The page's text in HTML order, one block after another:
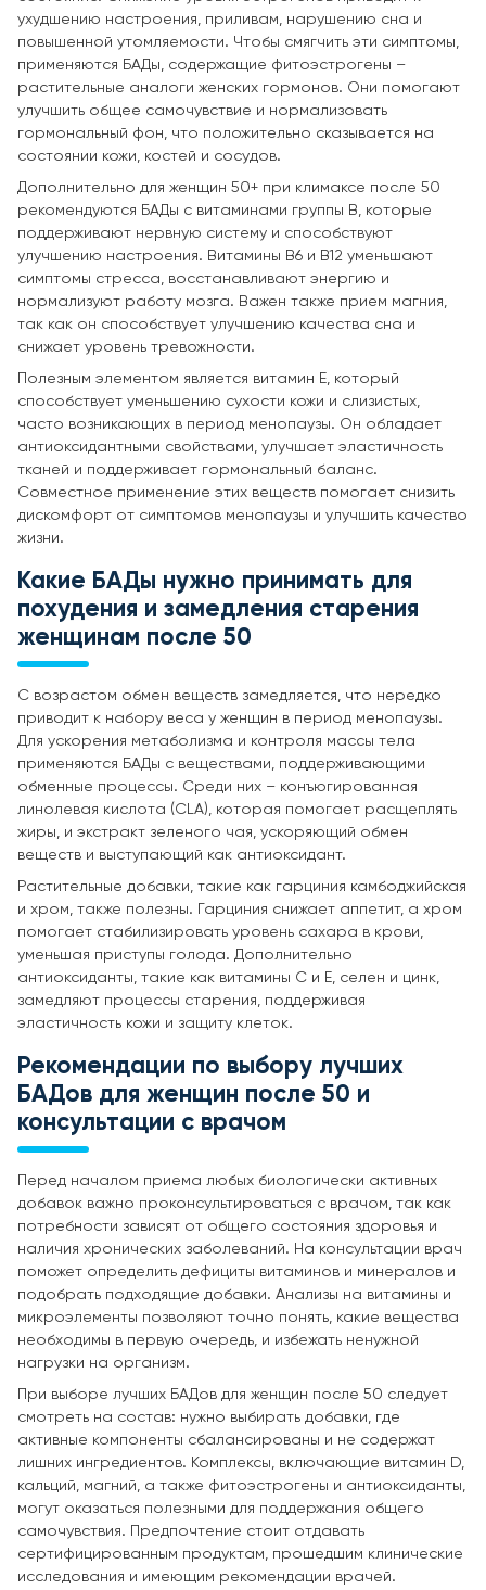
ухудшению настроения, приливам, нарушению сна и
повышенной утомляемости. Чтобы смягчить эти симптомы,
применяются БАДы, содержащие фитоэстрогены –
растительные аналоги женских гормонов. Они помогают
улучшить общее самочувствие и нормализовать
гормональный фон, что положительно сказывается на
состоянии кожи, костей и сосудов.
Дополнительно для женщин 50+ при климаксе после 50
рекомендуются БАДы с витаминами группы B, которые
поддерживают нервную систему и способствуют
улучшению настроения. Витамины B6 и B12 уменьшают
симптомы стресса, восстанавливают энергию и
нормализуют работу мозга. Важен также прием магния,
так как он способствует улучшению качества сна и
снижает уровень тревожности.
Полезным элементом является витамин E, который
способствует уменьшению сухости кожи и слизистых,
часто возникающих в период менопаузы. Он обладает
антиоксидантными свойствами, улучшает эластичность
тканей и поддерживает гормональный баланс.
Совместное применение этих веществ помогает снизить
дискомфорт от симптомов менопаузы и улучшить качество
жизни.
Какие БАДы нужно принимать для
похудения и замедления старения
женщинам после 50
С возрастом обмен веществ замедляется, что нередко
приводит к набору веса у женщин в период менопаузы.
Для ускорения метаболизма и контроля массы тела
применяются БАДы с веществами, поддерживающими
обменные процессы. Среди них – конъюгированная
линолевая кислота (CLA), которая помогает расщеплять
жиры, и экстракт зеленого чая, ускоряющий обмен
веществ и выступающий как антиоксидант.
Растительные добавки, такие как гарциния камбоджийская
и хром, также полезны. Гарциния снижает аппетит, а хром
помогает стабилизировать уровень сахара в крови,
уменьшая приступы голода. Дополнительно
антиоксиданты, такие как витамины C и E, селен и цинк,
замедляют процессы старения, поддерживая
эластичность кожи и защиту клеток.
Рекомендации по выбору лучших
БАДов для женщин после 50 и
консультации с врачом
Перед началом приема любых биологически активных
добавок важно проконсультироваться с врачом, так как
потребности зависят от общего состояния здоровья и
наличия хронических заболеваний. На консультации врач
поможет определить дефициты витаминов и минералов и
подобрать подходящие добавки. Анализы на витамины и
микроэлементы позволяют точно понять, какие вещества
необходимы в первую очередь, и избежать ненужной
нагрузки на организм.
При выборе лучших БАДов для женщин после 50 следует
смотреть на состав: нужно выбирать добавки, где
активные компоненты сбалансированы и не содержат
лишних ингредиентов. Комплексы, включающие витамин D,
кальций, магний, а также фитоэстрогены и антиоксиданты,
могут оказаться полезными для поддержания общего
самочувствия. Предпочтение стоит отдавать
сертифицированным продуктам, прошедшим клинические
исследования и имеющим рекомендации врачей.